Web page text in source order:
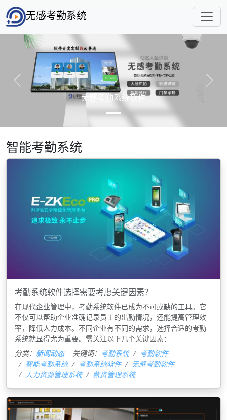
无感考勤系统
无感考勤系统软件
Previous Next
智能考勤系统
考勤系统软件选择需要考虑关键因素？
在现代企业管理中，考勤系统软件已成为不可或缺的工具。它
不仅可以帮助企业准确记录员工的出勤情况，还能提高管理效
率，降低人力成本。不同企业有不同的需求，选择合适的考勤
系统就显得尤为重要。需关注以下几个关键因素：
分类： 新闻动态 关键词： 考勤系统
考勤软件
智能考勤系统
考勤系统软件
无感考勤软件
人力资源管理系统
薪资管理系统